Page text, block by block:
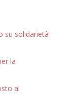
su solidarietà
la
al